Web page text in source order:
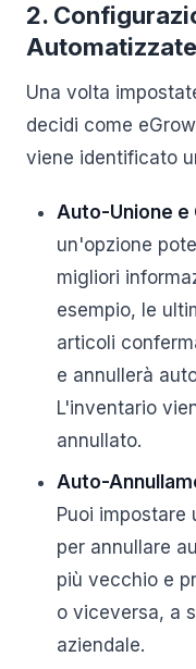
2.
Automatizzate
Una volta
decidi come
viene identificato
Auto-Unione e
un'opzione
migliori
esempio, le
articoli
e annullerà
L'inventario
annullato.
Auto-
Puoi
per annullare
più vecchio e
o viceversa, a
aziendale.